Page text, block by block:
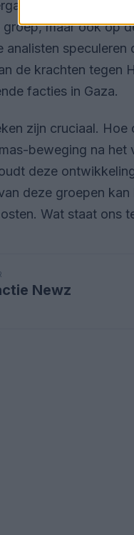
binnen de
maar ook op
analisten
de krachten tegen
facties in Gaza.
zijn cruciaal.
beweging na het
deze
deze groepen
Wat staat ons
Newz